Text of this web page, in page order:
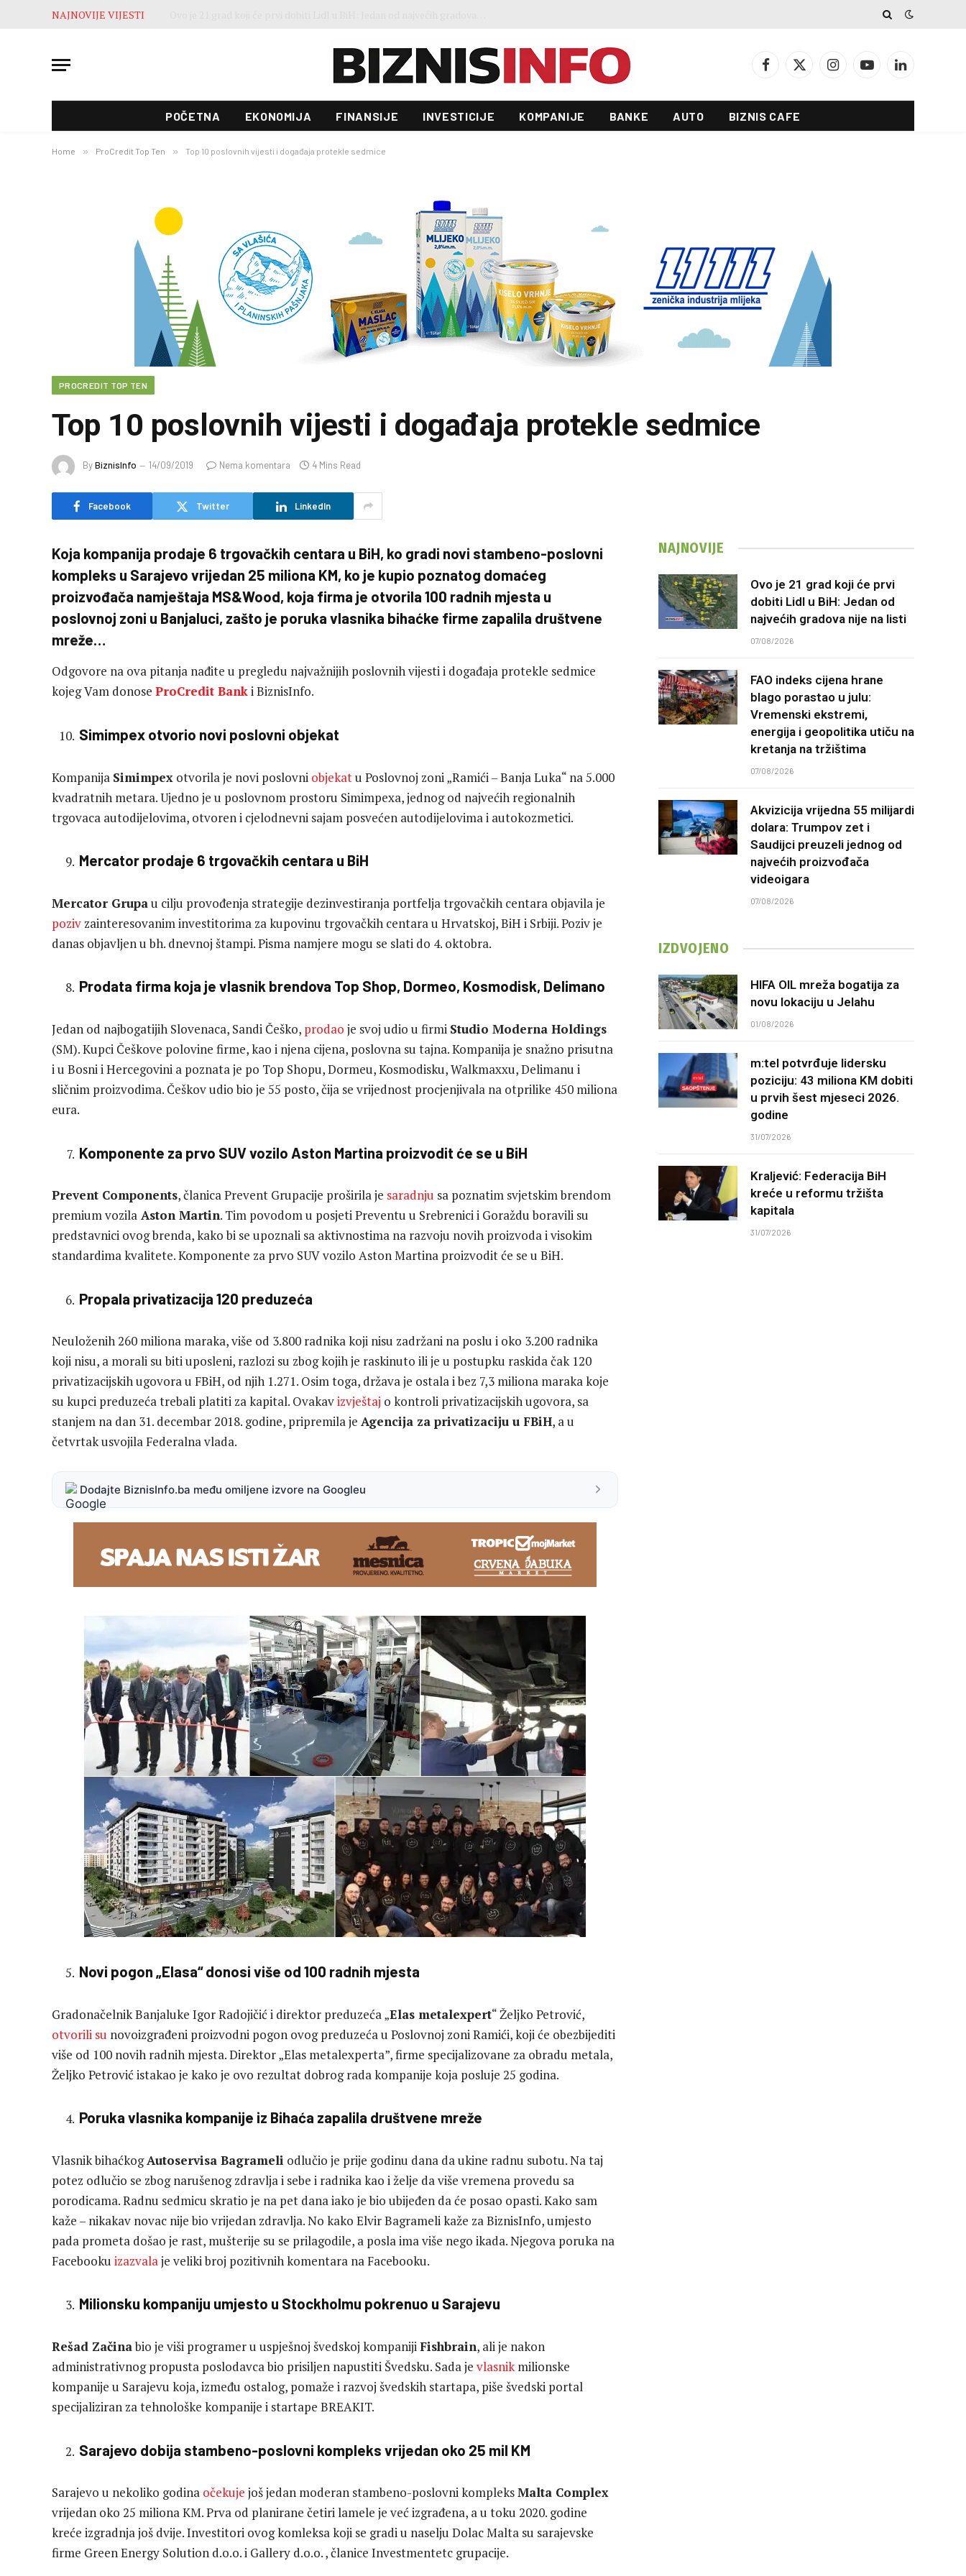
NAJNOVIJE VIJESTI
Facebook
X
InstagramYouTubeLinkedIn
POČETNA EKONOMIJA FINANSIJE INVESTICIJE KOMPANIJE BANKE AUTO BIZNIS CAFE
Home » ProCredit Top Ten » Top 10 poslovnih vijesti i događaja protekle sedmice
PROCREDIT TOP TEN
Top 10 poslovnih vijesti i događaja protekle sedmice
ByBiznisInfo 14/09/2019 Nema komentara 4 Mins Read
Facebook Twitter LinkedIn
Koja kompanija prodaje 6 trgovačkih centara u BiH, ko gradi novi stambeno-poslovni
kompleks u Sarajevo vrijedan 25 miliona KM, ko je kupio poznatog domaćeg
proizvođača namještaja MS&Wood, koja firma je otvorila 100 radnih mjesta u
poslovnoj zoni u Banjaluci, zašto je poruka vlasnika bihaćke firme zapalila društvene
mreže…
Odgovore na ova pitanja nađite u pregledu najvažnijih poslovnih vijesti i događaja protekle sedmice
kojeg Vam donose ProCredit Banki BiznisInfo.
Simimpex otvorio novi poslovni objekat
Kompanija Simimpex otvorila je novi poslovni objekatu Poslovnoj zoni „Ramići – Banja Luka“ na 5.000
kvadratnih metara. Ujedno je u poslovnom prostoru Simimpexa, jednog od najvećih regionalnih
trgovaca autodijelovima, otvoren i cjelodnevni sajam posvećen autodijelovima i autokozmetici.
Mercator prodaje 6 trgovačkih centara u BiH
Mercator Grupau cilju provođenja strategije dezinvestiranja portfelja trgovačkih centara objavila je
poziv zainteresovanim investitorima za kupovinu trgovačkih centara u Hrvatskoj, BiH i Srbiji. Poziv je
danas objavljen u bh. dnevnoj štampi. Pisma namjere mogu se slati do 4. oktobra.
Prodata firma koja je vlasnik brendova Top Shop, Dormeo, Kosmodisk, Delimano
Jedan od najbogatijih Slovenaca, Sandi Češko, prodao je svoj udio u firmi Studio Moderna Holdings
(SM). Kupci Češkove polovine firme, kao i njena cijena, poslovna su tajna. Kompanija je snažno prisutna
i u Bosni i Hercegovini a poznata je po Top Shopu, Dormeu, Kosmodisku, Walkmaxxu, Delimanu i
sličnim proizvodima. Češkov udio bio je 55 posto, čija se vrijednost procjenjivala na otprilike 450 miliona
eura.
Komponente za prvo SUV vozilo Aston Martina proizvodit će se u BiH
Prevent Components, članica Prevent Grupacije proširila je saradnju sa poznatim svjetskim brendom
premium vozila Aston Martin. Tim povodom u posjeti Preventu u Srebrenici i Goraždu boravili su
predstavnici ovog brenda, kako bi se upoznali sa aktivnostima na razvoju novih proizvoda i visokim
standardima kvalitete. Komponente za prvo SUV vozilo Aston Martina proizvodit će se u BiH.
Propala privatizacija 120 preduzeća
Neuloženih 260 miliona maraka, više od 3.800 radnika koji nisu zadržani na poslu i oko 3.200 radnika
koji nisu, a morali su biti uposleni, razlozi su zbog kojih je raskinuto ili je u postupku raskida čak 120
privatizacijskih ugovora u FBiH, od njih 1.271. Osim toga, država je ostala i bez 7,3 miliona maraka koje
su kupci preduzeća trebali platiti za kapital. Ovakavizvještaj o kontroli privatizacijskih ugovora, sa
stanjem na dan 31. decembar 2018. godine, pripremila je Agencija za privatizaciju u FBiH, a u
četvrtak usvojila Federalna vlada.
Dodajte BiznisInfo.ba među omiljene izvore na Googleu
Novi pogon „Elasa“ donosi više od 100 radnih mjesta
Gradonačelnik Banjaluke Igor Radojičić i direktor preduzeća „Elas metalexpert“ Željko Petrović,
otvorili su novoizgrađeni proizvodni pogon ovog preduzeća u Poslovnoj zoni Ramići, koji će obezbijediti
više od 100 novih radnih mjesta. Direktor „Elas metalexperta”, firme specijalizovane za obradu metala,
Željko Petrović istakao je kako je ovo rezultat dobrog rada kompanije koja posluje 25 godina.
Poruka vlasnika kompanije iz Bihaća zapalila društvene mreže
Vlasnik bihaćkogAutoservisa Bagrameli odlučio je prije godinu dana da ukine radnu subotu. Na taj
potez odlučio se zbog narušenog zdravlja i sebe i radnika kao i želje da više vremena provedu sa
porodicama. Radnu sedmicu skratio je na pet dana iako je bio ubijeđen da će posao opasti. Kako sam
kaže – nikakav novac nije bio vrijedan zdravlja. No kako Elvir Bagrameli kaže za BiznisInfo, umjesto
pada prometa došao je rast, mušterije su se prilagodile, a posla ima više nego ikada. Njegova poruka na
Facebooku izazvalaje veliki broj pozitivnih komentara na Facebooku.
Milionsku kompaniju umjesto u Stockholmu pokrenuo u Sarajevu
Rešad Začinabio je viši programer u uspješnoj švedskoj kompanijiFishbrain, ali je nakon
administrativnog propusta poslodavca bio prisiljen napustiti Švedsku. Sada je vlasnikmilionske
kompanije u Sarajevu koja, između ostalog, pomaže i razvoj švedskih startapa, piše švedski portal
specijaliziran za tehnološke kompanije i startape BREAKIT.
Sarajevo dobija stambeno-poslovni kompleks vrijedan oko 25 mil KM
Sarajevo u nekoliko godina očekuje još jedan moderan stambeno-poslovni kompleksMalta Complex
vrijedan oko 25 miliona KM. Prva od planirane četiri lamele je već izgrađena, a u toku 2020. godine
kreće izgradnja još dvije. Investitori ovog komleksa koji se gradi u naselju Dolac Malta su sarajevske
firme Green Energy Solution d.o.o. i Gallery d.o.o. , članice Investmentetc grupacije.
NAJNOVIJE
Ovo je 21 grad koji će prvi
dobiti Lidl u BiH: Jedan od
najvećih gradova nije na listi
07/08/2026
FAO indeks cijena hrane
blago porastao u julu:
Vremenski ekstremi,
energija i geopolitika utiču na
kretanja na tržištima
07/08/2026
Akvizicija vrijedna 55 milijardi
dolara: Trumpov zet i
Saudijci preuzeli jednog od
najvećih proizvođača
videoigara
07/08/2026
IZDVOJENO
HIFA OIL mreža bogatija za
novu lokaciju u Jelahu
01/08/2026
m:tel potvrđuje lidersku
poziciju: 43 miliona KM dobiti
u prvih šest mjeseci 2026.
godine
31/07/2026
Kraljević: Federacija BiH
kreće u reformu tržišta
kapitala
31/07/2026